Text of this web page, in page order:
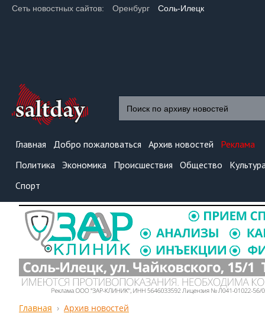
Сеть новостных сайтов: Оренбург Соль-Илецк
Главная Добро пожаловаться Архив новостей
Реклама
Политика Экономика Происшествия Общество
Спорт
Главная Архив новостей